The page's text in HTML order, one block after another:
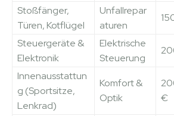
Stoßfänger,
Türen, Kotflügel
Unfallrepar
aturen
Steuergeräte &
Elektronik
Elektrische
Steuerung
Innenausstattun
g (Sportsitze,
Lenkrad)
Komfort &
Optik
€